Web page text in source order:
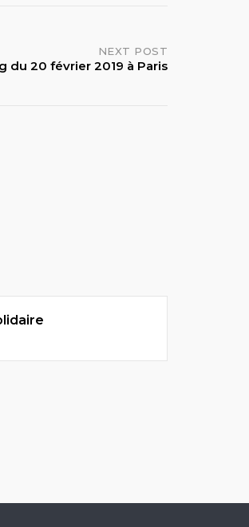
NEXT POST
du 20 février 2019 à Paris